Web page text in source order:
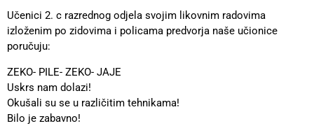
Učenici 2. c razrednog odjela svojim likovnim radovima
izloženim po zidovima i policama predvorja naše učionice
poručuju:
ZEKO- PILE- ZEKO- JAJE
Uskrs nam dolazi!
Okušali su se u različitim tehnikama!
Bilo je zabavno!